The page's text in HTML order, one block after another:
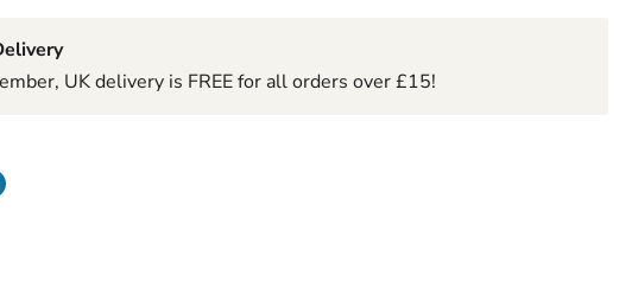
UK delivery is FREE for all orders over £15!